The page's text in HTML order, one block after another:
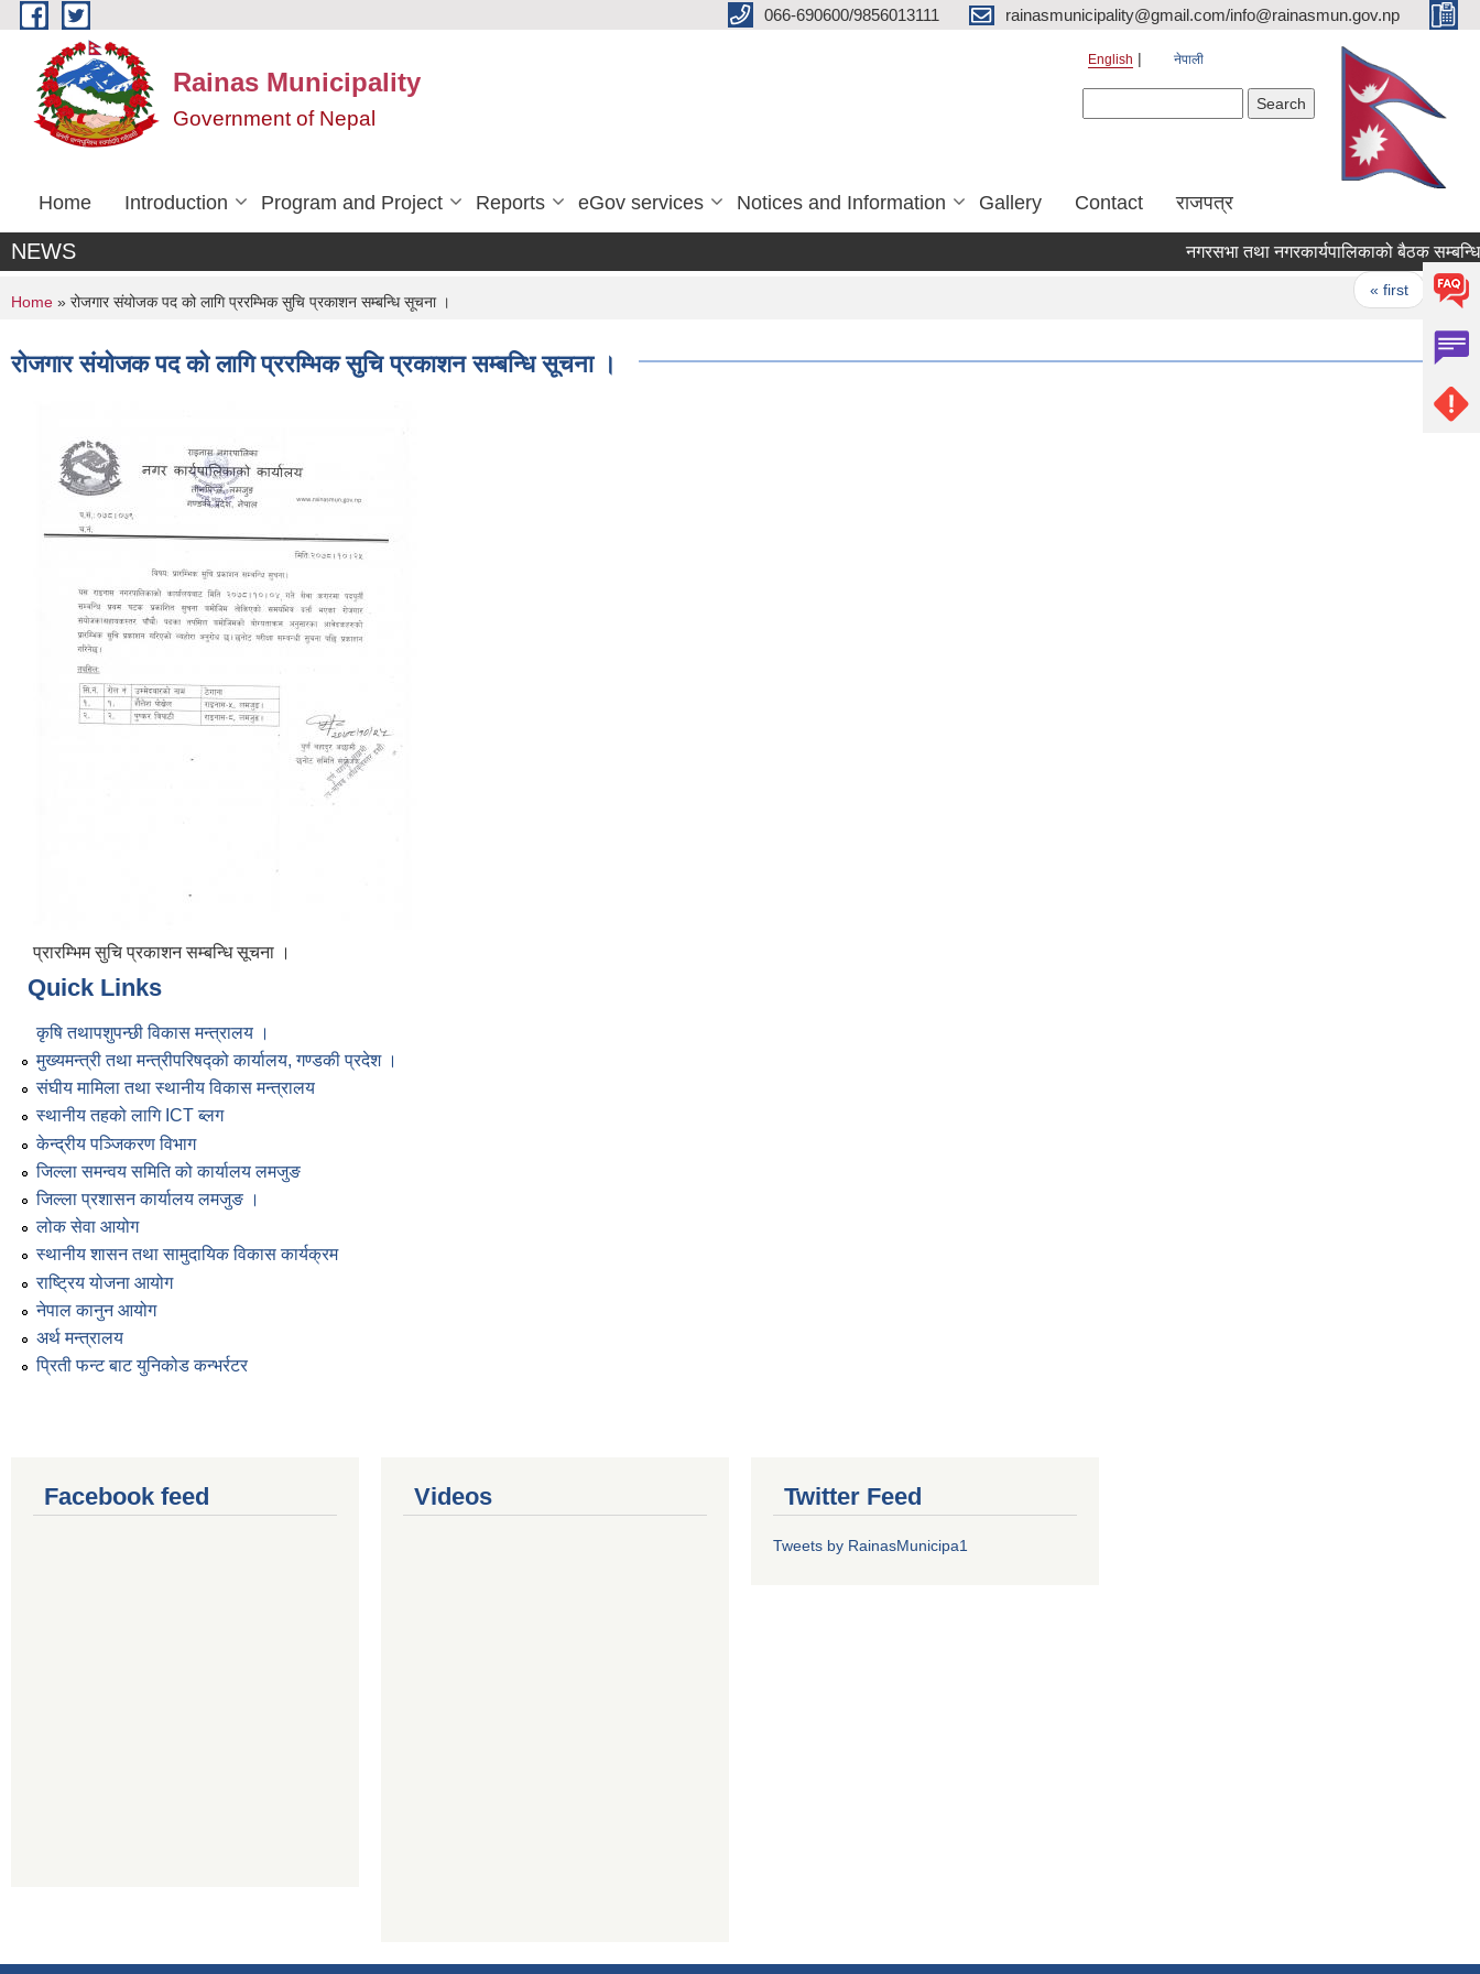
Skip to main content 066-690600/9856013111 rainasmunicipality@gmail.com/info@rainasmun.gov.np
Rainas Municipality
Government of Nepal
English नेपाली
Home Introduction Program and Project Reports eGov services Notices and Information Gallery Contact राजपत्र
NEWS नगरसभा तथा नगरकार्यपालिकाको बैठक सम्बन्धि
« first ‹
You are here
Home » रोजगार संयोजक पद को लागि प्ररम्भिक सुचि प्रकाशन सम्बन्धि सूचना ।
रोजगार संयोजक पद को लागि प्ररम्भिक सुचि प्रकाशन सम्बन्धि सूचना ।
प्रारम्भिम सुचि प्रकाशन सम्बन्धि सूचना ।
Quick Links
कृषि तथापशुपन्छी विकास मन्त्रालय ।
मुख्यमन्त्री तथा मन्त्रीपरिषद्को कार्यालय, गण्डकी प्रदेश ।
संघीय मामिला तथा स्थानीय विकास मन्त्रालय
स्थानीय तहको लागि ICT ब्लग
केन्द्रीय पञ्जिकरण विभाग
जिल्ला समन्वय समिति को कार्यालय लमजुङ
जिल्ला प्रशासन कार्यालय लमजुङ ।
लोक सेवा आयोग
स्थानीय शासन तथा सामुदायिक विकास कार्यक्रम
राष्ट्रिय योजना आयोग
नेपाल कानुन आयोग
अर्थ मन्त्रालय
प्रिती फन्ट बाट युनिकोड कन्भर्रटर
Facebook feed Videos Twitter Feed
Tweets by RainasMunicipa1